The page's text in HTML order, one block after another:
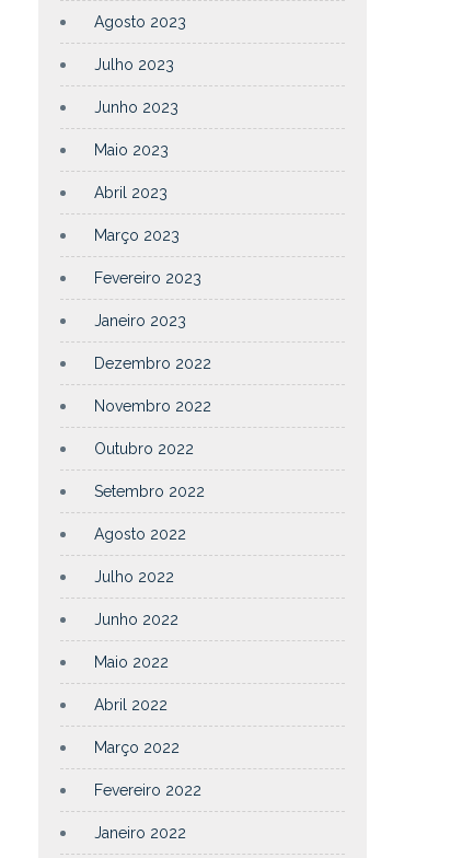
Agosto 2023
Julho 2023
Junho 2023
Maio 2023
Abril 2023
Março 2023
Fevereiro 2023
Janeiro 2023
Dezembro 2022
Novembro 2022
Outubro 2022
Setembro 2022
Agosto 2022
Julho 2022
Junho 2022
Maio 2022
Abril 2022
Março 2022
Fevereiro 2022
Janeiro 2022